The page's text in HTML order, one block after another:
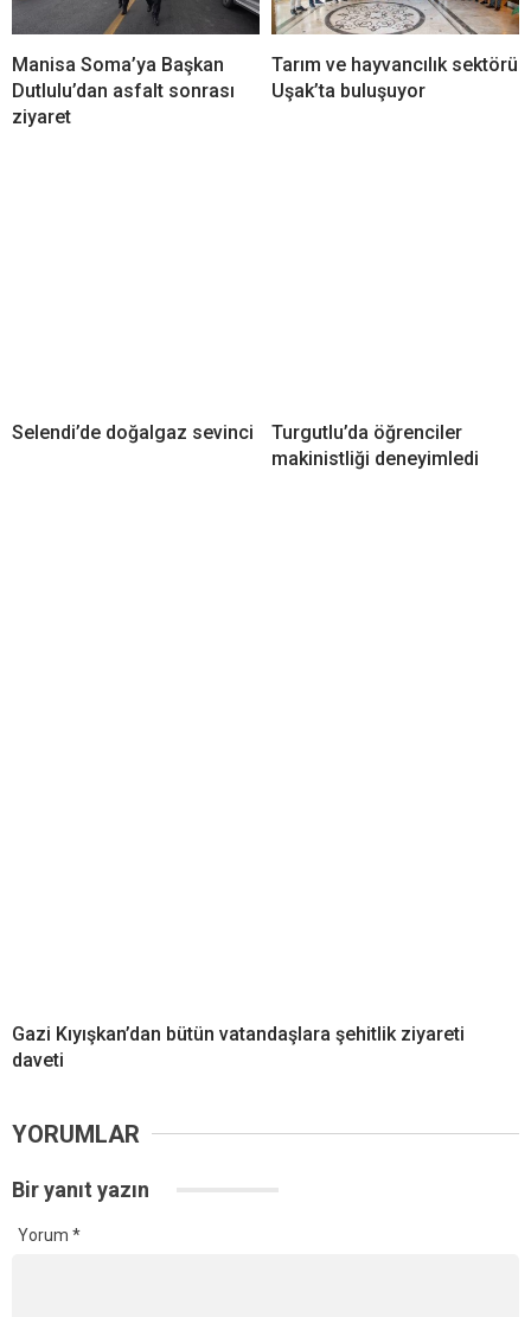
Manisa Soma’ya Başkan
Dutlulu’dan asfalt sonrası
ziyaret
Tarım ve hayvancılık sektörü
Uşak’ta buluşuyor
Selendi’de doğalgaz sevinci
Turgutlu’da öğrenciler
makinistliği deneyimledi
Gazi Kıyışkan’dan bütün vatandaşlara şehitlik ziyareti
daveti
YORUMLAR
Bir yanıt yazın
Yorum *